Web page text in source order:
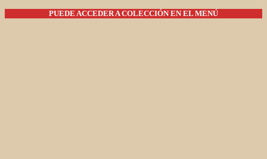
PUEDE ACCEDER A COLECCIÓN EN EL MENÚ